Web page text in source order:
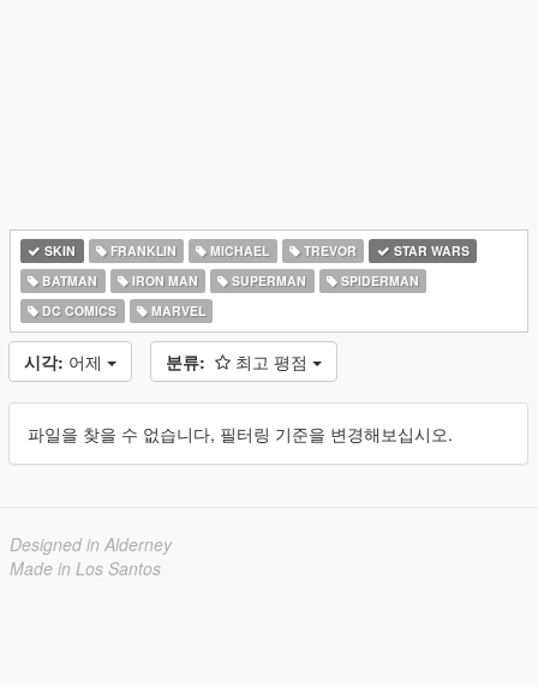
SKIN FRANKLIN MICHAEL TREVOR
STAR WARS
BATMAN
IRON MAN SUPERMAN
SPIDERMAN
DC COMICS
MARVEL
시각: 어제 분류: 최고 평점
파일을 찾을 수 없습니다, 필터링 기준을 변경해보십시오.
Designed in Alderney
Made in Los Santos